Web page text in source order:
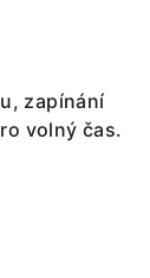
zapínání
volný čas.